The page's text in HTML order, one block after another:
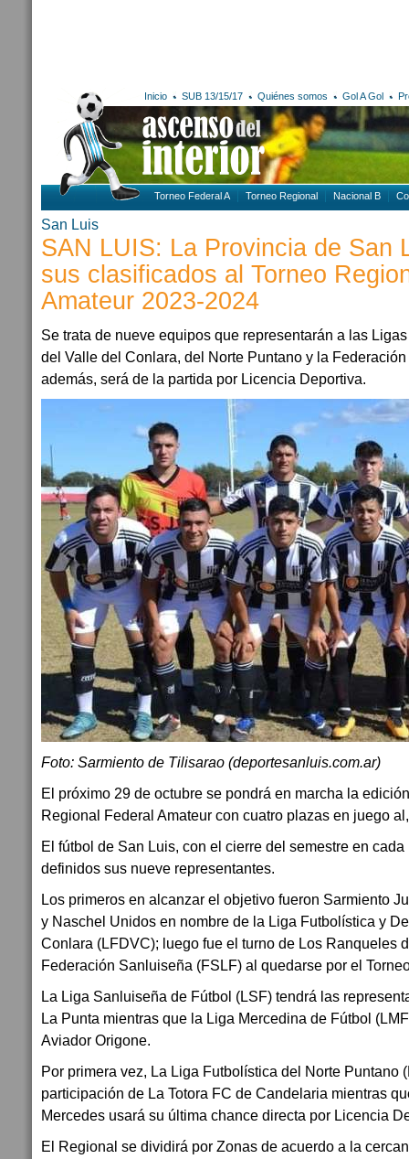
Inicio SUB 13/15/17 Quiénes somos Gol A Gol
Torneo Federal A Torneo Regional Nacional B
San Luis
SAN LUIS: La Provincia de San
sus clasificados al Torneo
Amateur 2023-2024
Se trata de nueve equipos que representarán a las
del Valle del Conlara, del Norte Puntano y la
además, será de la partida por Licencia Deportiva.
Foto: Sarmiento de Tilisarao (deportesanluis.com.ar)
El próximo 29 de octubre se pondrá en marcha la
Regional Federal Amateur con cuatro plazas en juego
El fútbol de San Luis, con el cierre del semestre en
definidos sus nueve representantes.
Los primeros en alcanzar el objetivo fueron Sarmiento
y Naschel Unidos en nombre de la Liga Futbolística y
Conlara (LFDVC); luego fue el turno de Los Ranqueles
Federación Sanluiseña (FSLF) al quedarse por el
La Liga Sanluiseña de Fútbol (LSF) tendrá las
La Punta mientras que la Liga Mercedina de Fútbol
Aviador Origone.
Por primera vez, La Liga Futbolística del Norte Puntano
participación de La Totora FC de Candelaria mientras
Mercedes usará su última chance directa por Licencia
El Regional se dividirá por Zonas de acuerdo a la